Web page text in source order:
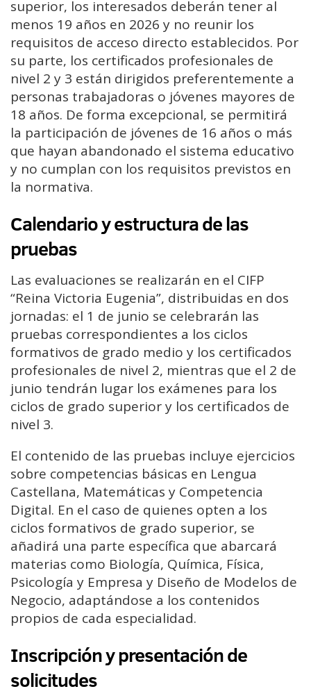
superior, los interesados deberán tener al
menos 19 años en 2026 y no reunir los
requisitos de acceso directo establecidos. Por
su parte, los certificados profesionales de
nivel 2 y 3 están dirigidos preferentemente a
personas trabajadoras o jóvenes mayores de
18 años. De forma excepcional, se permitirá
la participación de jóvenes de 16 años o más
que hayan abandonado el sistema educativo
y no cumplan con los requisitos previstos en
la normativa.
Calendario y estructura de las
pruebas
Las evaluaciones se realizarán en el CIFP
“Reina Victoria Eugenia”, distribuidas en dos
jornadas: el 1 de junio se celebrarán las
pruebas correspondientes a los ciclos
formativos de grado medio y los certificados
profesionales de nivel 2, mientras que el 2 de
junio tendrán lugar los exámenes para los
ciclos de grado superior y los certificados de
nivel 3.
El contenido de las pruebas incluye ejercicios
sobre competencias básicas en Lengua
Castellana, Matemáticas y Competencia
Digital. En el caso de quienes opten a los
ciclos formativos de grado superior, se
añadirá una parte específica que abarcará
materias como Biología, Química, Física,
Psicología y Empresa y Diseño de Modelos de
Negocio, adaptándose a los contenidos
propios de cada especialidad.
Inscripción y presentación de
solicitudes